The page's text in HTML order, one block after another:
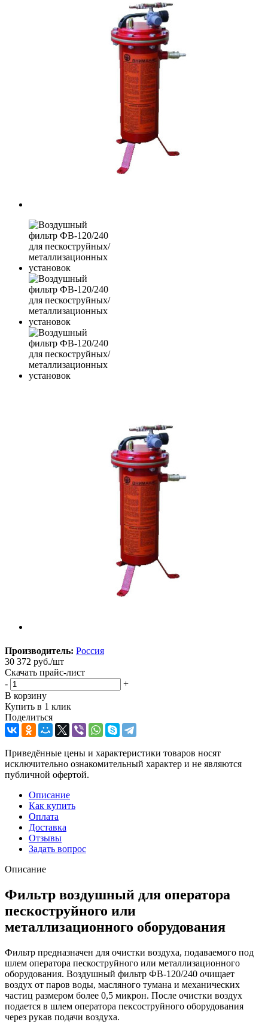
Производитель: Россия
30 372 руб./шт
Скачать прайс-лист
-
+
В корзину
Купить в 1 клик
Поделиться
Приведённые цены и характеристики товаров носят
исключительно ознакомительный характер и не являются
публичной офертой.
Описание
Как купить
Оплата
Доставка
Отзывы
Задать вопрос
Описание
Фильтр воздушный для оператора
пескоструйного или
металлизационного оборудования
Фильтр предназначен для очистки воздуха, подаваемого под
шлем оператора пескоструйного или металлизационного
оборудования. Воздушный фильтр ФВ-120/240 очищает
воздух от паров воды, масляного тумана и механических
частиц размером более 0,5 микрон. После очистки воздух
подается в шлем оператора пексоструйного оборудования
через рукав подачи воздуха.